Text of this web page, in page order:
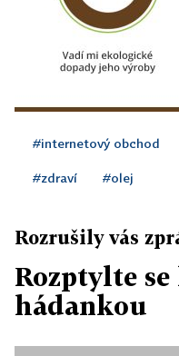
#internetový obchod
#zdraví #olej
Rozrušily vás
Rozptylte
hádankou